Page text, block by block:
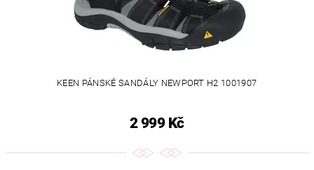
KEEN PÁNSKÉ SANDÁLY NEWPORT H2 1001907
2 999 Kč